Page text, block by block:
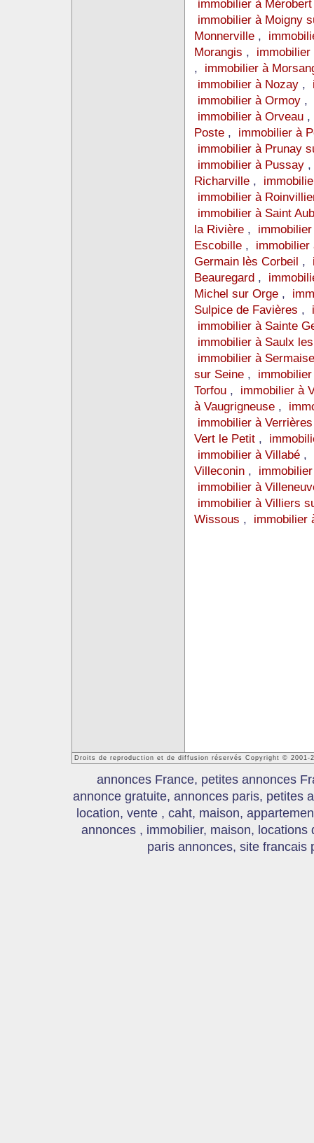
immobilier à
immobilier à Moigny
Monnerville ,
Morangis ,
, immobilier à
immobilier à Nozay ,
immobilier à Ormoy ,
immobilier à Orveau
Poste , immobilier à
immobilier à Prunay
immobilier à Pussay
Richarville ,
immobilier à
immobilier à Saint
la Rivière ,
Escobille ,
Germain lès Corbeil ,
Beauregard ,
Michel sur Orge ,
Sulpice de Favières ,
immobilier à Sainte
immobilier à Saulx
immobilier à
sur Seine ,
Torfou , immobilier à
à Vaugrigneuse ,
immobilier à
Vert le Petit ,
immobilier à Villabé ,
Villeconin ,
immobilier à
immobilier à Villiers
Wissous , immobilier
Droits de reproduction et de diffusion réservés Copyright © 2001-
annonces France, petites annonces
annonce gratuite, annonces paris, petites
location, vente , caht, maison,
annonces , immobilier, maison,
paris annonces, site francais